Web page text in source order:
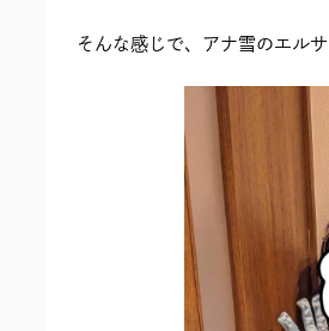
そんな感じで、アナ雪のエル